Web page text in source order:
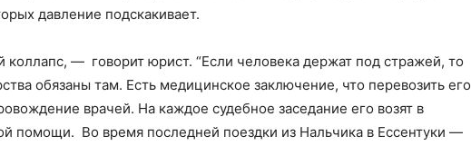
давление подскакивает.
коллапс, — говорит юрист. “Если человека держат под стражей, то
обязаны там. Есть медицинское заключение, что перевозить его
врачей. На каждое судебное заседание его возят в
помощи. Во время последней поездки из Нальчика в Ессентуки —